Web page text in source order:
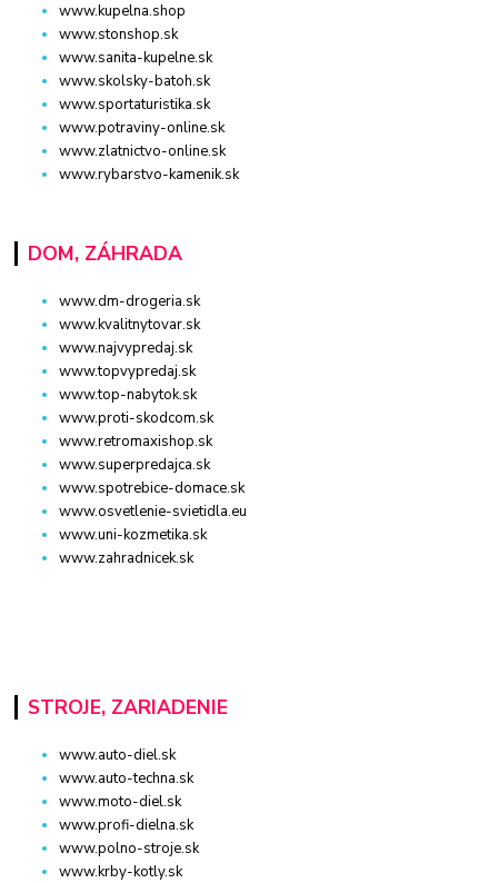
www.kupelna.shop
www.stonshop.sk
www.sanita-kupelne.sk
www.skolsky-batoh.sk
www.sportaturistika.sk
www.potraviny-online.sk
www.zlatnictvo-online.sk
www.rybarstvo-kamenik.sk
DOM, ZÁHRADA
www.dm-drogeria.sk
www.kvalitnytovar.sk
www.najvypredaj.sk
www.topvypredaj.sk
www.top-nabytok.sk
www.proti-skodcom.sk
www.retromaxishop.sk
www.superpredajca.sk
www.spotrebice-domace.sk
www.osvetlenie-svietidla.eu
www.uni-kozmetika.sk
www.zahradnicek.sk
STROJE, ZARIADENIE
www.auto-diel.sk
www.auto-techna.sk
www.moto-diel.sk
www.profi-dielna.sk
www.polno-stroje.sk
www.krby-kotly.sk